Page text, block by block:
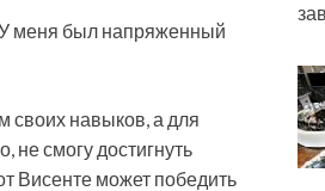
У меня был напряженный
своих навыков, а для
не смогу достигнуть
Висенте может победить